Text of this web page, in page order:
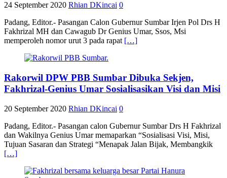
24 September 2020 Rhian DKincai 0
Padang, Editor.- Pasangan Calon Gubernur Sumbar Irjen Pol Drs H
Fakhrizal MH dan Cawagub Dr Genius Umar, Ssos, Msi
memperoleh nomor urut 3 pada rapat […]
Rakorwil DPW PBB Sumbar Dibuka Sekjen,
Fakhrizal-Genius Umar Sosialisasikan Visi dan Misi
20 September 2020 Rhian DKincai 0
Padang, Editor.- Pasangan calon Gubernur Sumbar Drs H Fakhrizal
dan Wakilnya Genius Umar memaparkan “Sosialisasi Visi, Misi,
Tujuan Sasaran dan Strategi “Menapak Jalan Bijak, Membangkik
[…]